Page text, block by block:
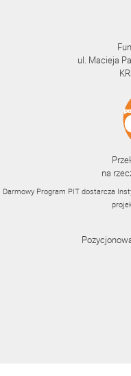
ul. Macieja
na
Darmowy Program PIT dostarcza